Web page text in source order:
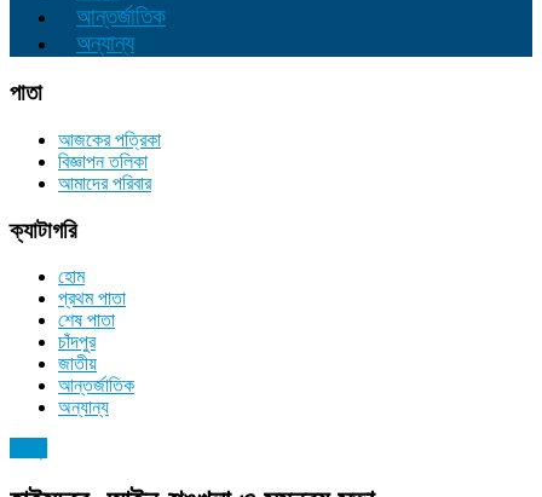
আন্তর্জাতিক
অন্যান্য
পাতা
আজকের পত্রিকা
বিজ্ঞাপন তলিকা
আমাদের পরিবার
ক্যাটাগরি
হোম
প্রথম পাতা
শেষ পাতা
চাঁদপুর
জাতীয়
আন্তর্জাতিক
অন্যান্য